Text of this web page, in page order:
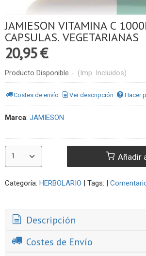
JAMIESON VITAMINA C
CAPSULAS. VEGETARIANAS
20,95 €
Producto Disponible - (Imp. Incluidos)
Costes de envío Ver descripción Hacer
Marca: JAMIESON
Añadir
Categoría: HERBOLARIO | Tags: |
Descripción
Costes de Envío